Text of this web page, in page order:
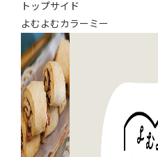
トップサイド
よむよむカラーミー